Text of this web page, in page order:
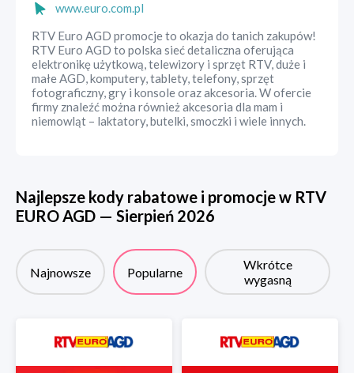
www.euro.com.pl
RTV Euro AGD promocje to okazja do tanich zakupów!
RTV Euro AGD to polska sieć detaliczna oferująca
elektronikę użytkową, telewizory i sprzęt RTV, duże i
małe AGD, komputery, tablety, telefony, sprzęt
fotograficzny, gry i konsole oraz akcesoria. W ofercie
firmy znaleźć można również akcesoria dla mam i
niemowląt – laktatory, butelki, smoczki i wiele innych.
Najlepsze kody rabatowe i promocje w RTV
EURO AGD — Sierpień 2026
Najnowsze Popularne
Wkrótce
wygasną